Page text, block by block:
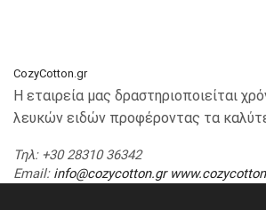
CozyCotton.gr
Η εταιρεία μας δραστηριοποιείται
λευκών ειδών προφέροντας τα
Τηλ: +30 28310 36342
Email: info@cozycotton.gr